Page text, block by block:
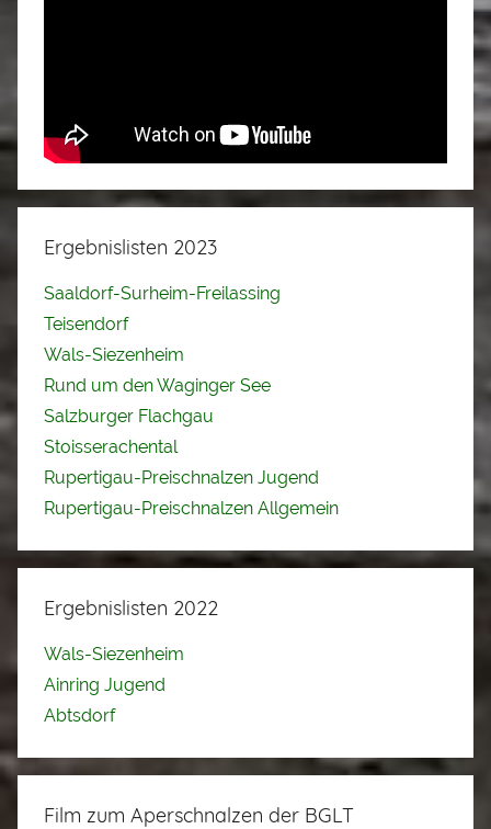
Ergebnislisten 2023
Saaldorf-Surheim-Freilassing
Teisendorf
Wals-Siezenheim
Rund um den Waginger See
Salzburger Flachgau
Stoisserachental
Rupertigau-Preischnalzen Jugend
Rupertigau-Preischnalzen Allgemein
Ergebnislisten 2022
Wals-Siezenheim
Ainring Jugend
Abtsdorf
Film zum Aperschnalzen der BGLT